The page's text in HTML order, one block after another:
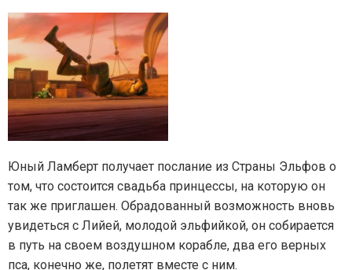
Юный Ламберт получает послание из Страны Эльфов о
том, что состоится свадьба принцессы, на которую он
так же приглашен. Обрадованный возможность вновь
увидеться с Лийей, молодой эльфийкой, он собирается
в путь на своем воздушном корабле, два его верных
пса, конечно же, полетят вместе с ним.